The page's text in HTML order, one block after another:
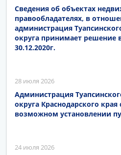
Сведения об объектах
правообладателях, в
администрация
округа принимает решение
30.12.2020г.
28 июля 2026
Администрация
округа Краснодарского
возможном установлении
24 июля 2026